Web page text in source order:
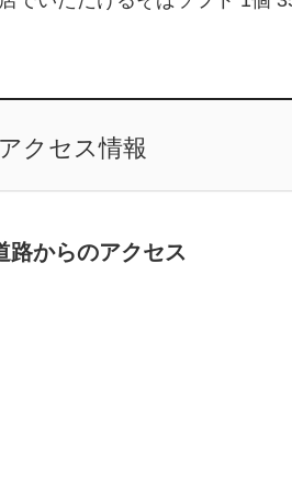
クセス情報
路からのアクセス